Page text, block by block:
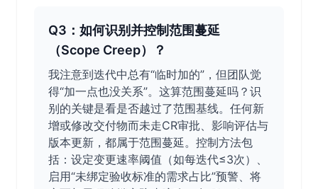
Q3：如何识别并控制范围蔓延
（Scope Creep）？
我注意到迭代中总有“临时加的”，但团队觉
得“加一点也没关系”。这算范围蔓延吗？识
别的关键是看是否越过了范围基线。任何新
增或修改交付物而未走CR审批、影响评估与
版本更新，都属于范围蔓延。控制方法包
括：设定变更速率阈值（如每迭代≤3次）、
启用“未绑定验收标准的需求占比”预警、将